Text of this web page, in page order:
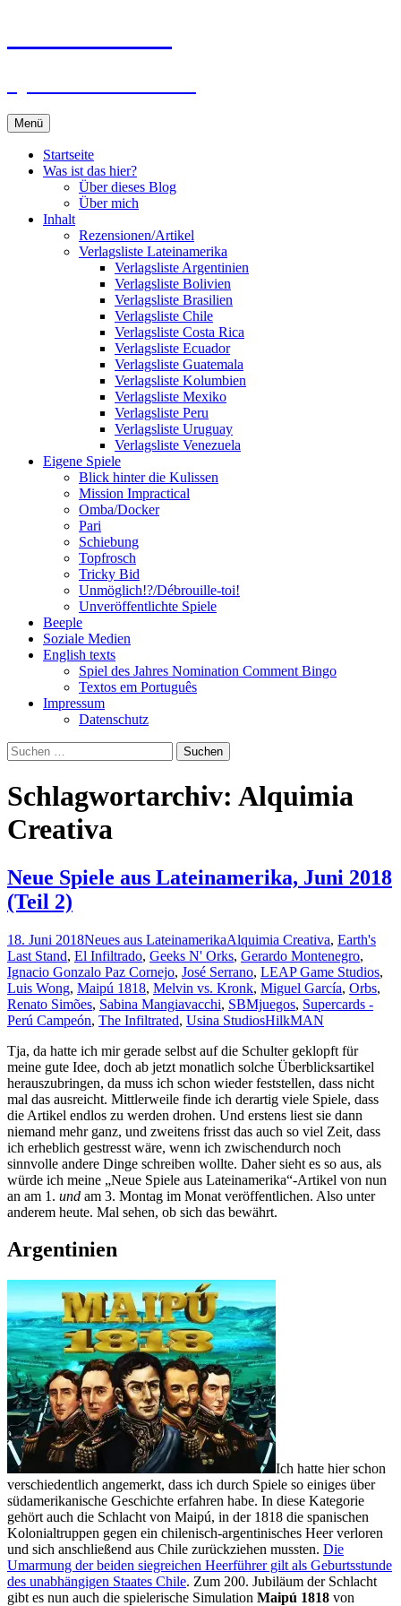
Menü
Startseite
Was ist das hier?
Über dieses Blog
Über mich
Inhalt
Rezensionen/Artikel
Verlagsliste Lateinamerika
Verlagsliste Argentinien
Verlagsliste Bolivien
Verlagsliste Brasilien
Verlagsliste Chile
Verlagsliste Costa Rica
Verlagsliste Ecuador
Verlagsliste Guatemala
Verlagsliste Kolumbien
Verlagsliste Mexiko
Verlagsliste Peru
Verlagsliste Uruguay
Verlagsliste Venezuela
Eigene Spiele
Blick hinter die Kulissen
Mission Impractical
Omba/Docker
Pari
Schiebung
Topfrosch
Tricky Bid
Unmöglich!?/Débrouille-toi!
Unveröffentlichte Spiele
Beeple
Soziale Medien
English texts
Spiel des Jahres Nomination Comment Bingo
Textos em Português
Impressum
Datenschutz
Suchen
nach:
Schlagwortarchiv: Alquimia
Creativa
Neue Spiele aus Lateinamerika, Juni 2018
(Teil 2)
18. Juni 2018Neues aus LateinamerikaAlquimia Creativa, Earth's
Last Stand, El Infiltrado, Geeks N' Orks, Gerardo Montenegro,
Ignacio Gonzalo Paz Cornejo, José Serrano, LEAP Game Studios,
Luis Wong, Maipú 1818, Melvin vs. Kronk, Miguel García, Orbs,
Renato Simões, Sabina Mangiavacchi, SBMjuegos, Supercards -
Perú Campeón, The Infiltrated, Usina StudiosHilkMAN
Tja, da hatte ich mir gerade selbst auf die Schulter geklopft für
meine gute Idee, doch ab jetzt monatlich solche Überblicksartikel
herauszubringen, da muss ich schon wieder feststellen, dass nicht
mal das ausreicht. Mittlerweile finde ich derartig viele Spiele, dass
die Artikel endlos zu werden drohen. Und erstens liest sie dann
niemand mehr ganz, und zweitens frisst das auch so viel Zeit, dass
ich erheblich gestresst wäre, wenn ich zwischendurch noch
sinnvolle andere Dinge schreiben wollte. Daher sieht es so aus, als
würde ich meine „Neue Spiele aus Lateinamerika“-Artikel von nun
an am 1. und am 3. Montag im Monat veröffentlichen. Also unter
anderem heute. Mal sehen, ob sich das bewährt.
Argentinien
Ich hatte hier schon
verschiedentlich angemerkt, dass ich durch Spiele so einiges über
südamerikanische Geschichte erfahren habe. In diese Kategorie
gehört auch die Schlacht von Maipú, in der 1818 die spanischen
Kolonialtruppen gegen ein chilenisch-argentinisches Heer verloren
und sich anschließend aus Chile zurückziehen mussten. Die
Umarmung der beiden siegreichen Heerführer gilt als Geburtsstunde
des unabhängigen Staates Chile. Zum 200. Jubiläum der Schlacht
gibt es nun auch die spielerische Simulation Maipú 1818 von